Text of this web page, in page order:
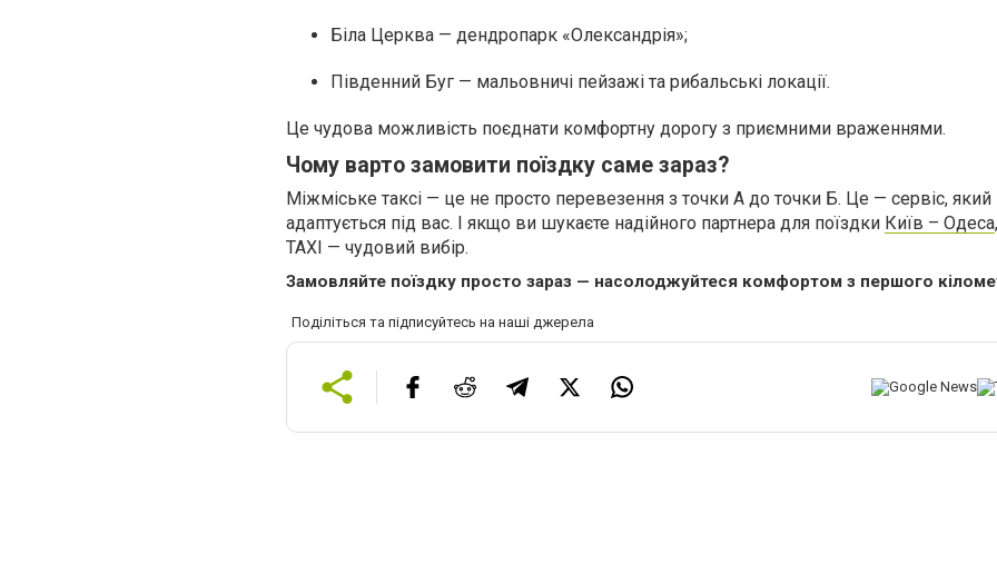
Біла Церква — дендропарк «Олександрія»;
Південний Буг — мальовничі пейзажі та рибальські локації.
Це чудова можливість поєднати комфортну дорогу з приємними враженнями.
Чому варто замовити поїздку саме зараз?
Міжміське таксі — це не просто перевезення з точки А до точки Б. Це — сервіс, який
адаптується під вас. І якщо ви шукаєте надійного партнера для поїздки Київ – Одеса
TAXI — чудовий вибір.
Замовляйте поїздку просто зараз — насолоджуйтеся комфортом з першого
Поділіться та підписуйтесь на наші джерела